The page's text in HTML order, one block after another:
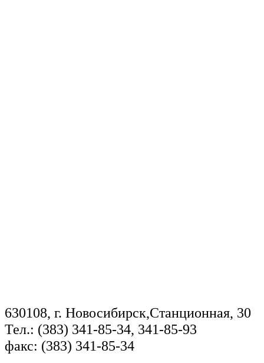
630108, г. Новосибирск,Станционная, 30
Тел.: (383) 341-85-34, 341-85-93
факс: (383) 341-85-34